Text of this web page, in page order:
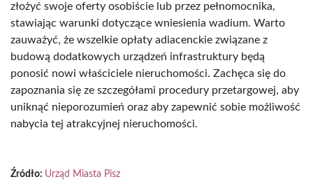
złożyć swoje oferty osobiście lub przez pełnomocnika,
stawiając warunki dotyczące wniesienia wadium. Warto
zauważyć, że wszelkie opłaty adiacenckie związane z
budową dodatkowych urządzeń infrastruktury będą
ponosić nowi właściciele nieruchomości. Zachęca się do
zapoznania się ze szczegółami procedury przetargowej, aby
uniknąć nieporozumień oraz aby zapewnić sobie możliwość
nabycia tej atrakcyjnej nieruchomości.
Źródło: Urząd Miasta Pisz